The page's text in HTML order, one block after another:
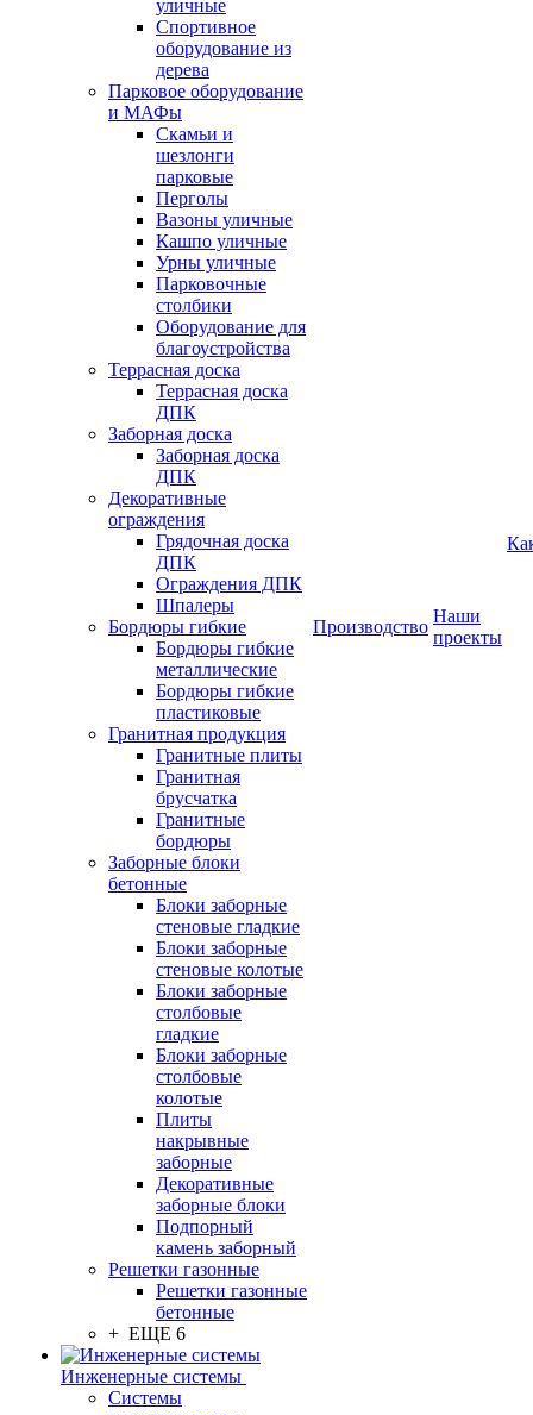
уличные
Спортивное
оборудование из
дерева
Парковое оборудование
и МАФы
Скамьи и
шезлонги
парковые
Перголы
Вазоны уличные
Кашпо уличные
Урны уличные
Парковочные
столбики
Оборудование для
благоустройства
Террасная доска
Террасная доска
ДПК
Заборная доска
Заборная доска
ДПК
Декоративные
ограждения
Грядочная доска
ДПК
Ограждения ДПК
Шпалеры
Бордюры гибкие
Бордюры гибкие
металлические
Бордюры гибкие
пластиковые
Гранитная продукция
Гранитные плиты
Гранитная
брусчатка
Гранитные
бордюры
Заборные блоки
бетонные
Блоки заборные
стеновые гладкие
Блоки заборные
стеновые колотые
Блоки заборные
столбовые
гладкие
Блоки заборные
столбовые
колотые
Плиты
накрывные
заборные
Декоративные
заборные блоки
Подпорный
камень заборный
Решетки газонные
Решетки газонные
бетонные
+ ЕЩЕ 6
Инженерные системы
Системы
Производство
Наши
проекты